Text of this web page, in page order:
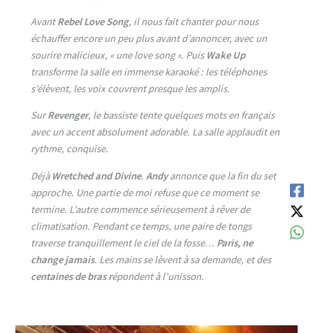
AvantRebel Love Song, il nous fait chanter pour nous
échauffer encore un peu plus avant d’annoncer, avec un
sourire malicieux, « une love song ». Puis Wake Up
transforme la salle en immense karaoké : les téléphones
s’élèvent, les voix couvrent presque les amplis.
SurRevenger, le bassiste tente quelques mots en français
avec un accent absolument adorable. La salle applaudit en
rythme, conquise.
Déjà Wretched and Divine.Andyannonce que la fin du set
approche. Une partie de moi refuse que ce moment se
termine. L’autre commence sérieusement à rêver de
climatisation. Pendant ce temps, une paire de tongs
traverse tranquillement le ciel de la fosse… Paris, ne
change jamais. Les mains se lèvent à sa demande, et des
centaines de bras répondent à l’unisson.